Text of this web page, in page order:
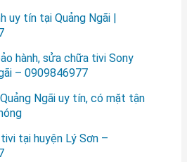
uy tín tại Quảng Ngãi |
hành, sửa chữa tivi Sony
– 0909846977
Ngãi uy tín, có mặt tận
tại huyện Lý Sơn –